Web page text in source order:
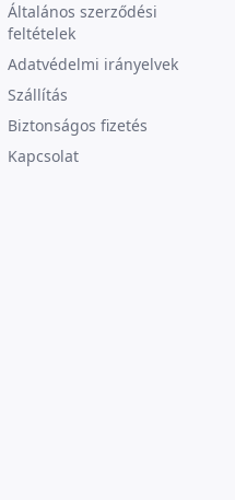
Általános szerződési
feltételek
Adatvédelmi irányelvek
Szállítás
Biztonságos fizetés
Kapcsolat